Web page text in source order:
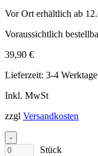
Vor Ort erhältlich ab
Voraussichtlich
39,90 €
Lieferzeit: 3-4 Werktage
Inkl. MwSt
zzgl Versandkosten
-
Stück